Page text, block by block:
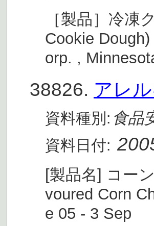
［製品］冷凍
Cookie
orp. ,
38826. アレ
資料種別: 食品
資料日付:
[製品名] コー
voured Corn
e 05 - 3 Sep